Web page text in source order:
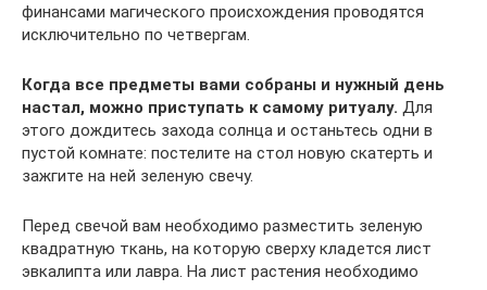
финансами магического происхождения проводятся
исключительно по четвергам.
Когда все предметы вами собраны и нужный день
настал, можно приступать к самому ритуалу. Для
этого дождитесь захода солнца и останьтесь одни в
пустой комнате: постелите на стол новую скатерть и
зажгите на ней зеленую свечу.
Перед свечой вам необходимо разместить зеленую
квадратную ткань, на которую сверху кладется лист
эвкалипта или лавра. На лист растения необходимо